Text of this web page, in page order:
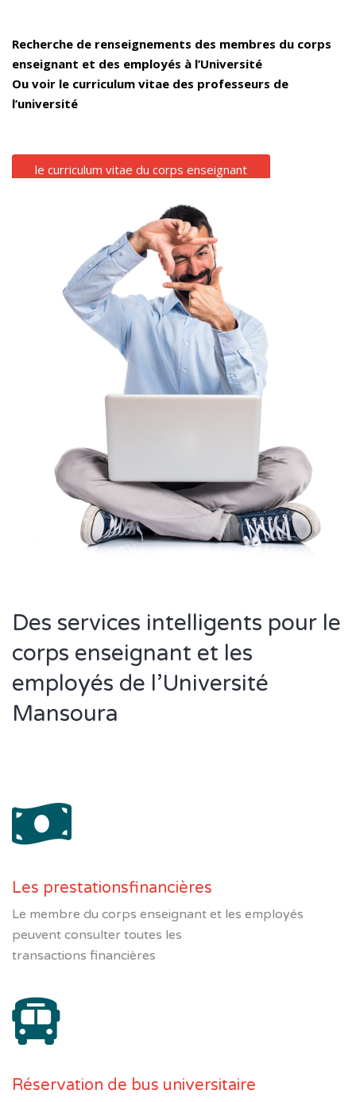
Recherche de renseignements des membres du corps
enseignant et des employés à l’Université
Ou voir le curriculum vitae des professeurs de
l’université
le curriculum vitae du corps enseignant
Des services intelligents pour le
corps enseignant et les
employés de l’Université
Mansoura
Les prestationsfinancières
Le membre du corps enseignant et les employés
peuvent consulter toutes les
transactions financières
Réservation de bus universitaire